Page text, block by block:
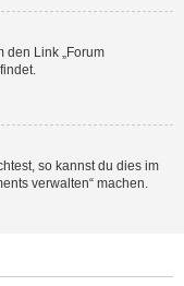
den Link „Forum
so kannst du dies im
verwalten“ machen.